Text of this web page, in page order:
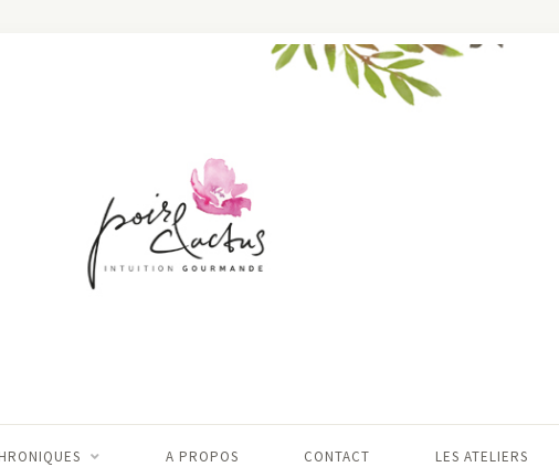
A PROPOS CONTACT LES ATELIERS